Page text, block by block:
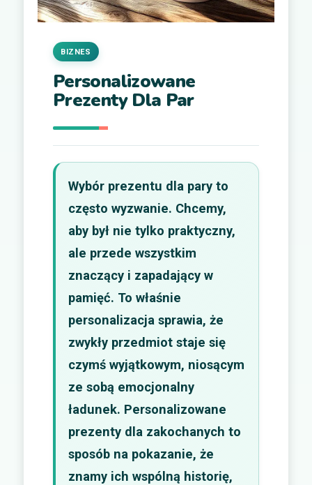
Personalizowane
Prezenty Dla Par
BIZNES
Wybór prezentu dla pary to
często wyzwanie. Chcemy,
aby był nie tylko praktyczny,
ale przede wszystkim
znaczący i zapadający w
pamięć. To właśnie
personalizacja sprawia, że
zwykły przedmiot staje się
czymś wyjątkowym, niosącym
ze sobą emocjonalny
ładunek. Personalizowane
prezenty dla zakochanych to
sposób na pokazanie, że
znamy ich wspólną historię,